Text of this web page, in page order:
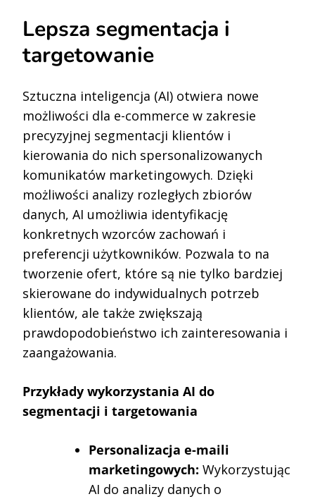
Lepsza segmentacja i
targetowanie
Sztuczna inteligencja (AI) otwiera nowe
możliwości dla e-commerce w zakresie
precyzyjnej segmentacji klientów i
kierowania do nich spersonalizowanych
komunikatów marketingowych. Dzięki
możliwości analizy rozległych zbiorów
danych, AI umożliwia identyfikację
konkretnych wzorców zachowań i
preferencji użytkowników. Pozwala to na
tworzenie ofert, które są nie tylko bardziej
skierowane do indywidualnych potrzeb
klientów, ale także zwiększają
prawdopodobieństwo ich zainteresowania i
zaangażowania.
Przykłady wykorzystania AI do
segmentacji i targetowania
Personalizacja e-maili
marketingowych: Wykorzystując
AI do analizy danych o